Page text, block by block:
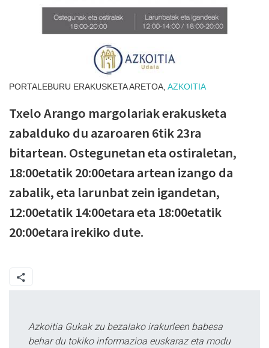
PORTALEBURU ERAKUSKETA ARETOA, AZKOITIA
Txelo Arango margolariak erakusketa
zabalduko du azaroaren 6tik 23ra
bitartean. Ostegunetan eta ostiraletan,
18:00etatik 20:00etara artean izango da
zabalik, eta larunbat zein igandetan,
12:00etatik 14:00etara eta 18:00etatik
20:00etara irekiko dute.
Azkoitia Gukak zu bezalako irakurleen babesa
behar du tokiko informazioa euskaraz eta modu